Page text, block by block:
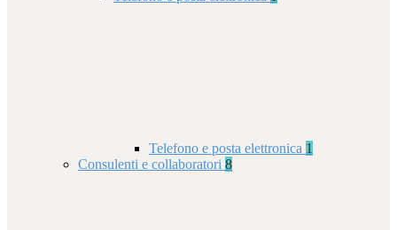
Telefono e posta elettronica 1
Consulenti e collaboratori 8